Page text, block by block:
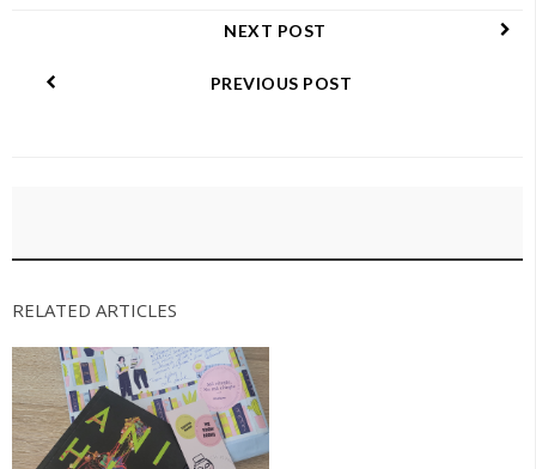
NEXT POST
PREVIOUS POST
RELATED ARTICLES